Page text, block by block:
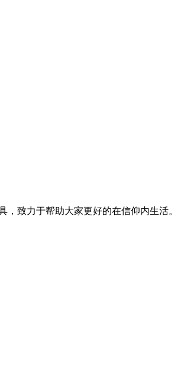
，致力于帮助大家更好的在信仰内生活。